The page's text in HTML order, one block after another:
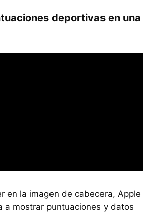
deportivas en una
en la imagen de cabecera, Apple
a mostrar puntuaciones y datos